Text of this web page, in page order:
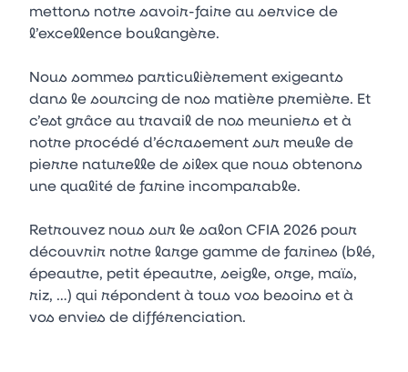
mettons notre savoir-faire au service de
l’excellence boulangère.
Nous sommes particulièrement exigeants
dans le sourcing de nos matière première. Et
c’est grâce au travail de nos meuniers et à
notre procédé d’écrasement sur meule de
pierre naturelle de silex que nous obtenons
une qualité de farine incomparable.
Retrouvez nous sur le salon CFIA 2026 pour
découvrir notre large gamme de farines (blé,
épeautre, petit épeautre, seigle, orge, maïs,
riz, …) qui répondent à tous vos besoins et à
vos envies de différenciation.